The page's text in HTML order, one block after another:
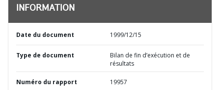
INFORMATION
Date du document 1999/12/15
Type de document
Bilan de fin d’exécution et de
résultats
Numéro du rapport 19957